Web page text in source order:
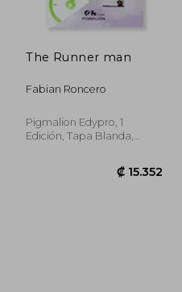
The Runner man
Fabian Roncero
Pigmalion Edypro, 1
Edición, Tapa Blanda,